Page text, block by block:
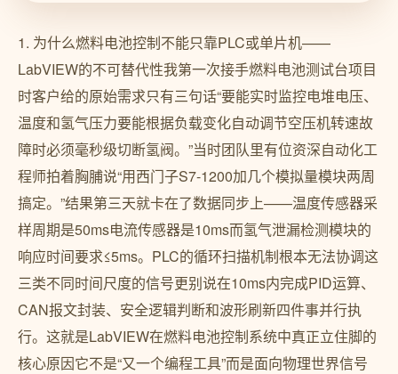
1. 为什么燃料电池控制不能只靠PLC或单片机——
LabVIEW的不可替代性我第一次接手燃料电池测试台项目
时客户给的原始需求只有三句话“要能实时监控电堆电压、
温度和氢气压力要能根据负载变化自动调节空压机转速故
障时必须毫秒级切断氢阀。”当时团队里有位资深自动化工
程师拍着胸脯说“用西门子S7-1200加几个模拟量模块两周
搞定。”结果第三天就卡在了数据同步上——温度传感器采
样周期是50ms电流传感器是10ms而氢气泄漏检测模块的
响应时间要求≤5ms。PLC的循环扫描机制根本无法协调这
三类不同时间尺度的信号更别说在10ms内完成PID运算、
CAN报文封装、安全逻辑判断和波形刷新四件事并行执
行。这就是LabVIEW在燃料电池控制系统中真正立住脚的
核心原因它不是“又一个编程工具”而是面向物理世界信号